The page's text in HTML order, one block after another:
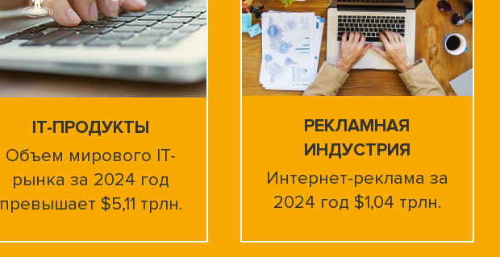
IT-ПРОДУКТЫ
Объем мирового IT-
рынка за 2024 год
превышает $5,11 трлн.
РЕКЛАМНАЯ
ИНДУСТРИЯ
Интернет-реклама за
2024 год $1,04 трлн.